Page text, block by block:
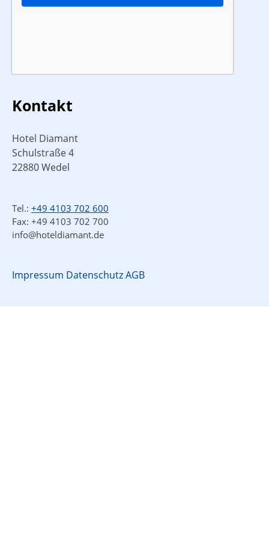
Kontakt
Hotel Diamant
Schulstraße 4
22880 Wedel
Tel.: +49 4103 702 600
Fax: +49 4103 702 700
info@hoteldiamant.de
Impressum DatenschutzAGB